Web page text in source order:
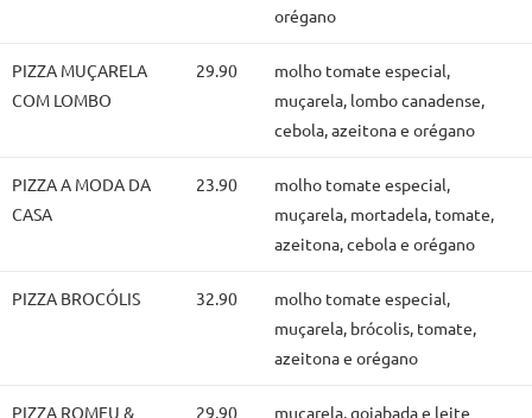
orégano
PIZZA MUÇARELA
COM LOMBO
29.90
molho tomate especial,
muçarela, lombo canadense,
cebola, azeitona e orégano
PIZZA A MODA DA
CASA
23.90
molho tomate especial,
muçarela, mortadela, tomate,
azeitona, cebola e orégano
PIZZA BROCÓLIS 32.90
molho tomate especial,
muçarela, brócolis, tomate,
azeitona e orégano
PIZZA ROMEU & 29.90 muçarela, goiabada e leite